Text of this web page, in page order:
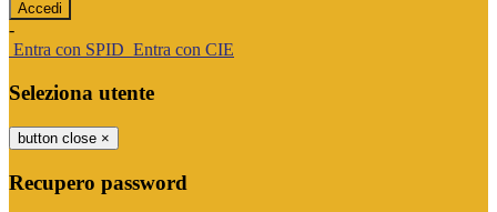
-
Entra con SPID Entra con CIE
Seleziona utente
button close ×
Recupero password